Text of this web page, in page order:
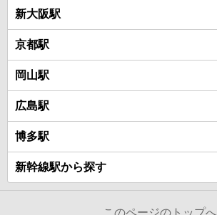
新大阪駅
京都駅
岡山駅
広島駅
博多駅
新幹線駅から探す
このページのトップへ